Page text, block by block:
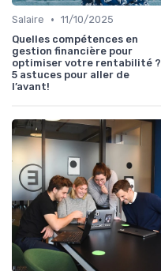
Salaire • 11/10/2025
Quelles compétences en
gestion financière pour
optimiser votre rentabilité ?
5 astuces pour aller de
l’avant!